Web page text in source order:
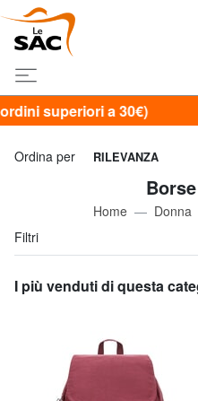
Ordina per RILEVANZA
Home Donna
Filtri
I più venduti di questa